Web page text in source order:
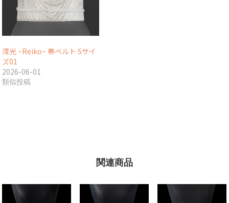
澪光 ~Reiko~ 帯ベルト Sサイ
ズ01
2026-06-01
類似投稿
関連商品